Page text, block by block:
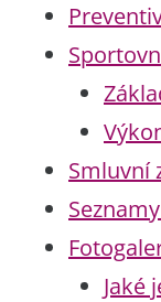
Smluvní
Jaké